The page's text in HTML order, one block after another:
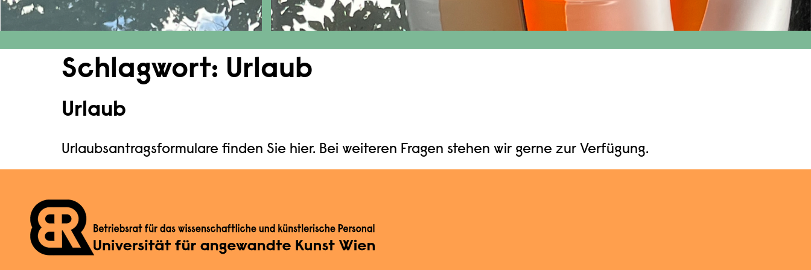
Schlagwort: Urlaub
Urlaub
Urlaubsantragsformulare finden Sie hier. Bei weiteren Fragen stehen wir gerne zur Verfügung.